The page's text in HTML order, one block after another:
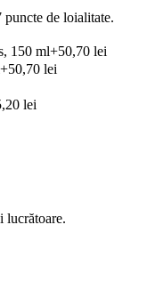
puncte de loialitate.
150 ml+50,70 lei
+50,70 lei
lei
lucrătoare.